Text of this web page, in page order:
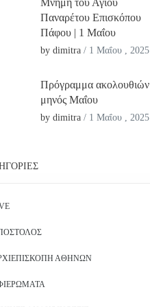
Μνήμη του Αγίου
Παναρέτου Επισκόπου
Πάφου | 1 Μαΐου
by dimitra / 1 Μαΐου , 2025
Πρόγραμμα ακολουθιών
μηνός Μαΐου
by dimitra / 1 Μαΐου , 2025
ΑΘΗΝΏΝ